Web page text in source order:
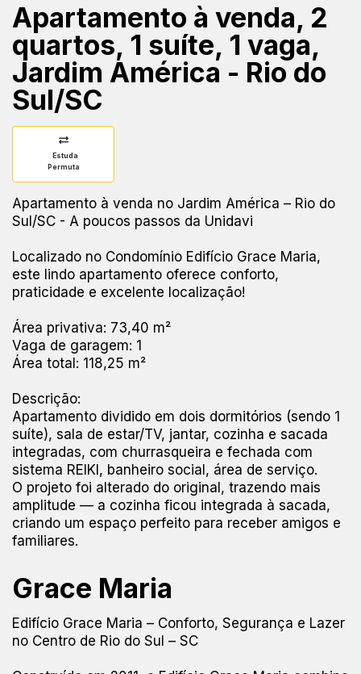
Apartamento à venda, 2
quartos, 1 suíte, 1 vaga,
Jardim América - Rio do
Sul/SC
Estuda
Permuta
Apartamento à venda no Jardim América – Rio do
Sul/SC - A poucos passos da Unidavi
Localizado no Condomínio Edifício Grace Maria,
este lindo apartamento oferece conforto,
praticidade e excelente localização!
Área privativa: 73,40 m²
Vaga de garagem: 1
Área total: 118,25 m²
Descrição:
Apartamento dividido em dois dormitórios (sendo 1
suíte), sala de estar/TV, jantar, cozinha e sacada
integradas, com churrasqueira e fechada com
sistema REIKI, banheiro social, área de serviço.
O projeto foi alterado do original, trazendo mais
amplitude — a cozinha ficou integrada à sacada,
criando um espaço perfeito para receber amigos e
familiares.
Grace Maria
Edifício Grace Maria – Conforto, Segurança e Lazer
no Centro de Rio do Sul – SC